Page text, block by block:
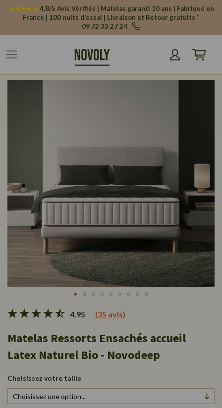
★★★★★ 4,8/5 Avis Vérifiés | Matelas garanti 10 ans | Fabriqué en
France | 100 nuits d'essai | Livraison et Retour gratuits *
09 72 33 27 24
Mon
4.95 (25 avis)
Matelas Ressorts Ensachés accueil
Latex Naturel Bio - Novodeep
Choisissez votre taille
to
beginning
the
gallery
Panneau de gestion des cookies